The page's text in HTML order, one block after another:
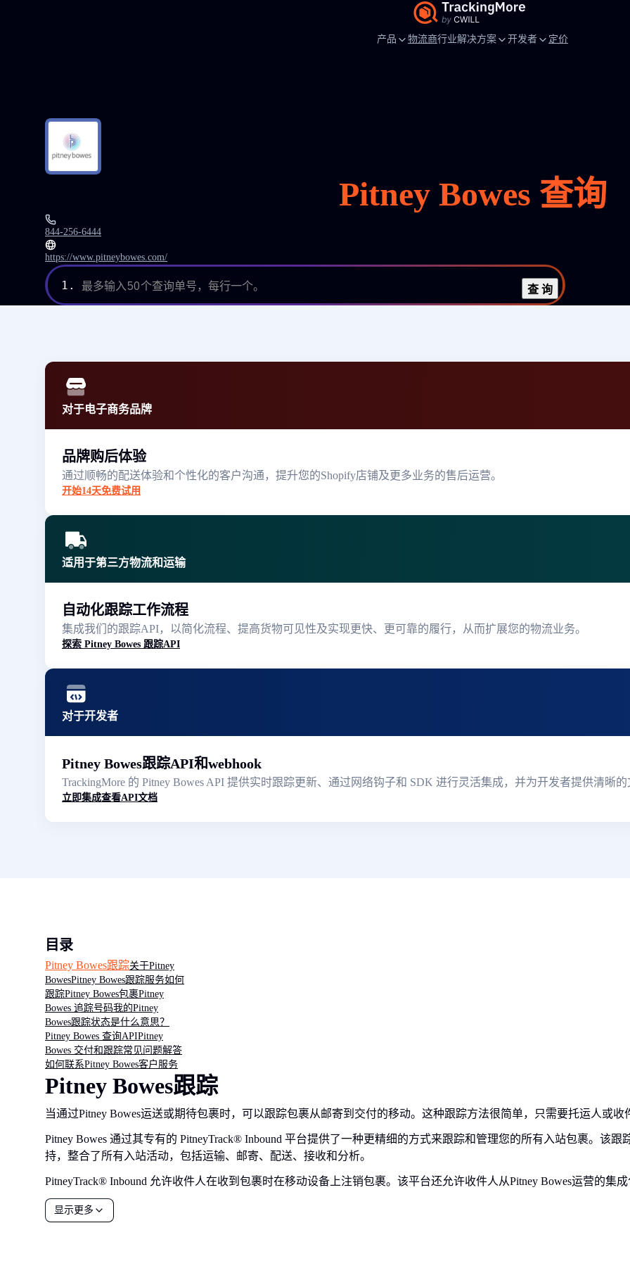
产品 物流商行业解决方案 开发者 定价
Pitney Bowes 查询
844-256-6444
https://www.pitneybowes.com/
1. 最多输入50个查询单号，每行一个。 查 询
对于电子商务品牌
品牌购后体验
通过顺畅的配送体验和个性化的客户沟通，提升您的Shopify店铺及更多业务的售后运营。
开始14天免费试用
适用于第三方物流和运输
自动化跟踪工作流程
集成我们的跟踪API，以简化流程、提高货物可见性及实现更快、更可靠的履行，从而扩展您的物流业务。
探索 Pitney Bowes 跟踪API
对于开发者
Pitney Bowes跟踪API和webhook
TrackingMore 的 Pitney Bowes API 提供实时跟踪更新、通过网络钩子和 SDK 进行灵活集成，并为开发者提供清晰
立即集成查看API文档
目录
Pitney Bowes跟踪关于Pitney
BowesPitney Bowes跟踪服务如何
跟踪Pitney Bowes包裹Pitney
Bowes 追踪号码我的Pitney
Bowes跟踪状态是什么意思？
Pitney Bowes 查询APIPitney
Bowes 交付和跟踪常见问题解答
如何联系Pitney Bowes客户服务
Pitney Bowes跟踪
当通过Pitney Bowes运送或期待包裹时，可以跟踪包裹从邮寄到交付的移动。这种跟踪方法很简单，只需要托运人或
Pitney Bowes 通过其专有的 PitneyTrack® Inbound 平台提供了一种更精细的方式来跟踪和管理您的所有入站包裹。该跟
持，整合了所有入站活动，包括运输、邮寄、配送、接收和分析。
PitneyTrack® Inbound 允许收件人在收到包裹时在移动设备上注销包裹。该平台还允许收件人从Pitney Bowes运营的集
显示更多